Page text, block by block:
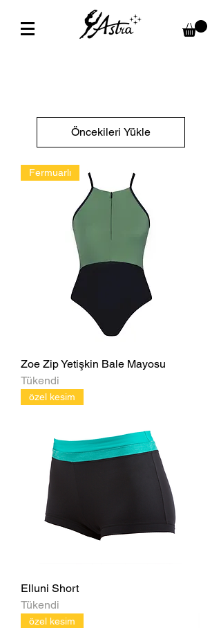
Öncekileri Yükle
Fermuarlı
Zoe Zip Yetişkin Bale Mayosu
Tükendi
özel kesim
Elluni Short
Tükendi
özel kesim